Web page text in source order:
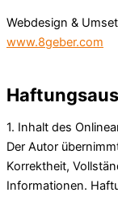
Webdesign &
www.8geber.com
1. Inhalt des
Der Autor
Korrektheit,
Informationen.